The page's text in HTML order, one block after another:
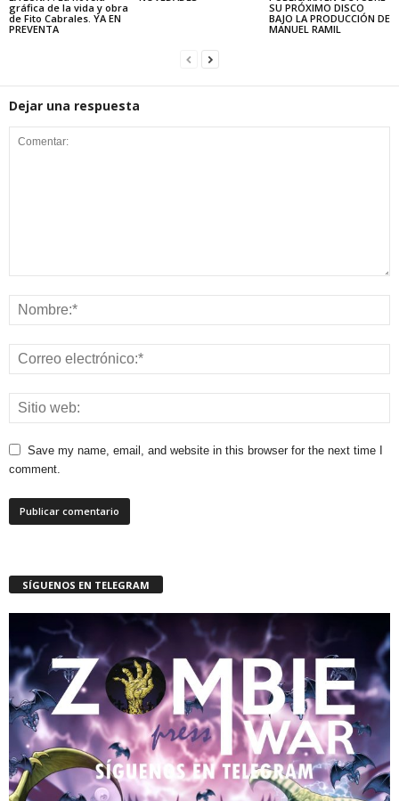
gráfica de la vida y obra
de Fito Cabrales. YA EN
PREVENTA
SU PRÓXIMO DISCO
BAJO LA PRODUCCIÓN DE
MANUEL RAMIL
Dejar una respuesta
Save my name, email, and website in this browser for the next time I
comment.
SÍGUENOS EN TELEGRAM